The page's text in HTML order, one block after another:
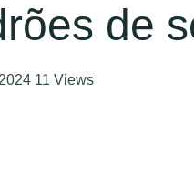
de
11 Views